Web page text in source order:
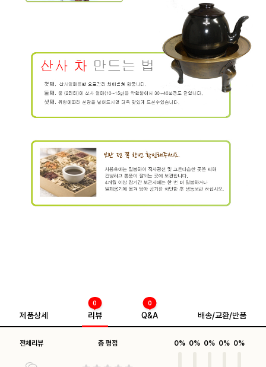
제품상세 리뷰
0
Q&A
0
배송/교환/반품
전체리뷰 총 평점 0% 0% 0% 0% 0%